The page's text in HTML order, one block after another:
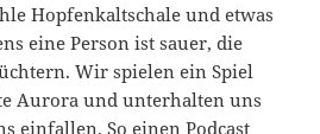
Hopfenkaltschale und etwas
eine Person ist sauer, die
Wir spielen ein Spiel
Aurora und unterhalten uns
einfallen. So einen Podcast